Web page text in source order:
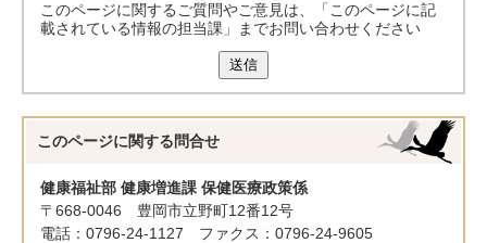
このページに関するご質問やご意見は、「このページに記
載されている情報の担当課」までお問い合わせください
送信
このページに関する 問合せ
健康福祉部 健康増進課 保健医療政策係
〒668-0046 豊岡市立野町12番12号
電話：0796-24-1127 ファクス：0796-24-9605